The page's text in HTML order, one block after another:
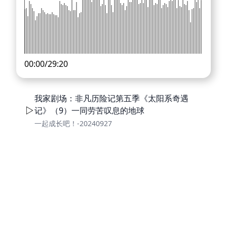
00:00/29:20
我家剧场：非凡历险记第五季《太阳系奇遇
记》（9）一同劳苦叹息的地球
一起成长吧！-20240927